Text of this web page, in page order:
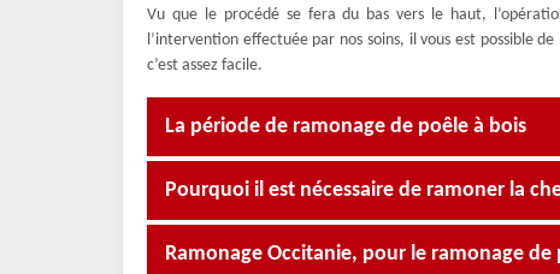
Vu que le procédé se fera du bas vers le haut,
l’intervention effectuée par nos soins, il vous est possible
c’est assez facile.
La période de ramonage de poêle à bois
Pourquoi il est nécessaire de ramoner la
Ramonage Occitanie, pour le ramonage de